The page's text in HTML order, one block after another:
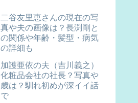
二谷友里恵さんの現在の写
真や夫の画像は？長渕剛と
の関係や年齢・髪型・病気
の詳細も
加護亜依の夫（吉川義之）
化粧品会社の社長？写真や
歳は？馴れ初めが深イイ話
で